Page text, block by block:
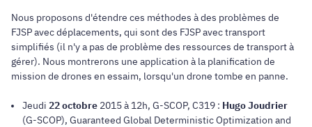
Nous proposons d'étendre ces méthodes à des problèmes de
FJSP avec déplacements, qui sont des FJSP avec transport
simplifiés (il n'y a pas de problème des ressources de transport à
gérer). Nous montrerons une application à la planification de
mission de drones en essaim, lorsqu'un drone tombe en panne.
Jeudi 22 octobre 2015 à 12h, G-SCOP, C319 : Hugo Joudrier
(G-SCOP), Guaranteed Global Deterministic Optimization and